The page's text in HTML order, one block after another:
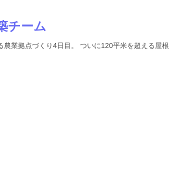
チーム
農業拠点づくり4日目。 ついに120平米を超える屋根